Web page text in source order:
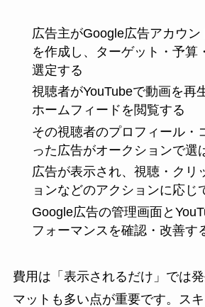
広告主がGoogle広告アカウ
を作成し、ターゲット・予算
選定する
視聴者がYouTubeで動画を再
ホームフィードを閲覧する
その視聴者のプロフィール・
った広告がオークションで選
広告が表示され、視聴・クリ
ョンなどのアクションに応じ
Google広告の管理画面と
フォーマンスを確認・改善す
費用は「表示されるだけ」では
マットも多い点が重要です。ス